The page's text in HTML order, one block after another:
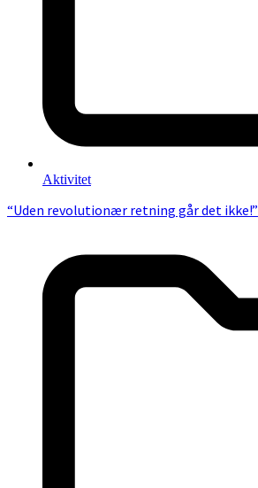
Aktivitet
“Uden revolutionær retning går det ikke!”